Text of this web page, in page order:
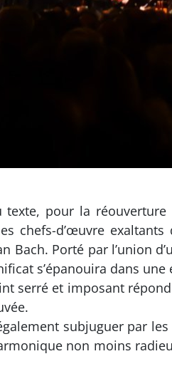
texte, pour la
chefs-d’œuvre
Bach. Porté par l’union
s’épanouira dans
serré et imposant
subjuguer par
non moins